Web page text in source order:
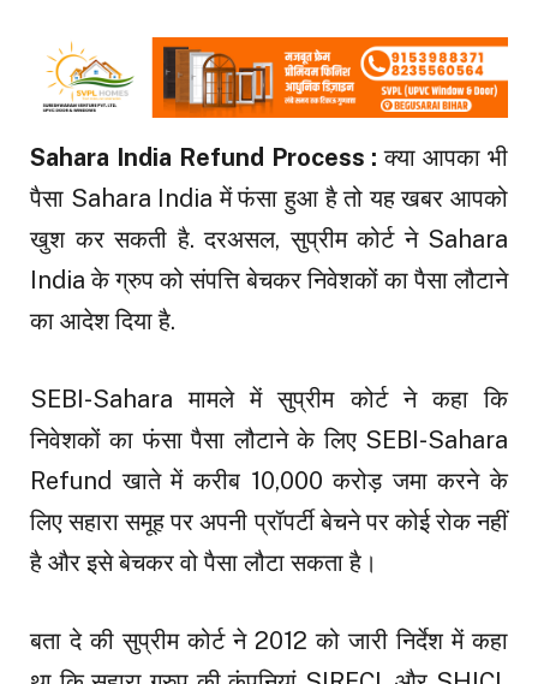
Sahara India Refund Process :क्या आपका भी
पैसा Sahara India में फंसा हुआ है तो यह खबर आपको
खुश कर सकती है. दरअसल, सुप्रीम कोर्ट ने Sahara
India के ग्रुप को संपत्ति बेचकर निवेशकों का पैसा लौटाने
का आदेश दिया है.
SEBI-Sahara मामले में सुप्रीम कोर्ट ने कहा कि
निवेशकों का फंसा पैसा लौटाने के लिए SEBI-Sahara
Refund खाते में करीब 10,000 करोड़ जमा करने के
लिए सहारा समूह पर अपनी प्रॉपर्टी बेचने पर कोई रोक नहीं
है और इसे बेचकर वो पैसा लौटा सकता है।
बता दे की सुप्रीम कोर्ट ने 2012 को जारी निर्देश में कहा